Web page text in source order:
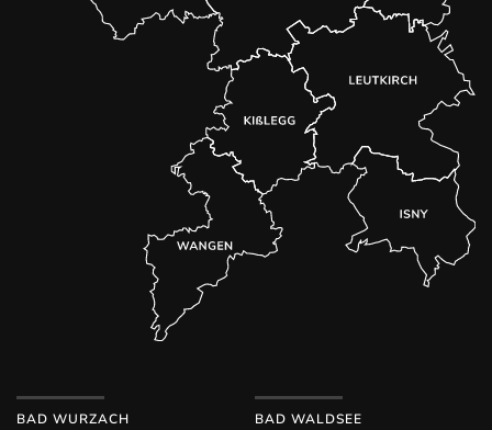
BAD WURZACH BAD WALDSEE